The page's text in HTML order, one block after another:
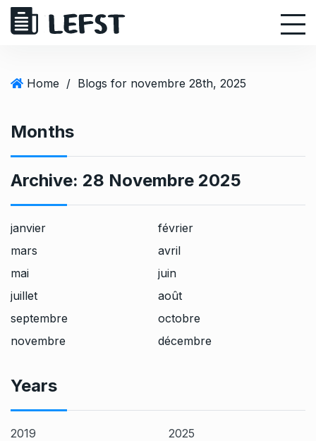
Home / Blogs for novembre 28th, 2025
Months
Archive: 28 Novembre 2025
janvier
février
mars
avril
mai
juin
juillet
août
septembre
octobre
novembre
décembre
Years
2019
2025